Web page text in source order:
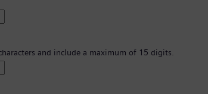
and include a maximum of 15 digits.